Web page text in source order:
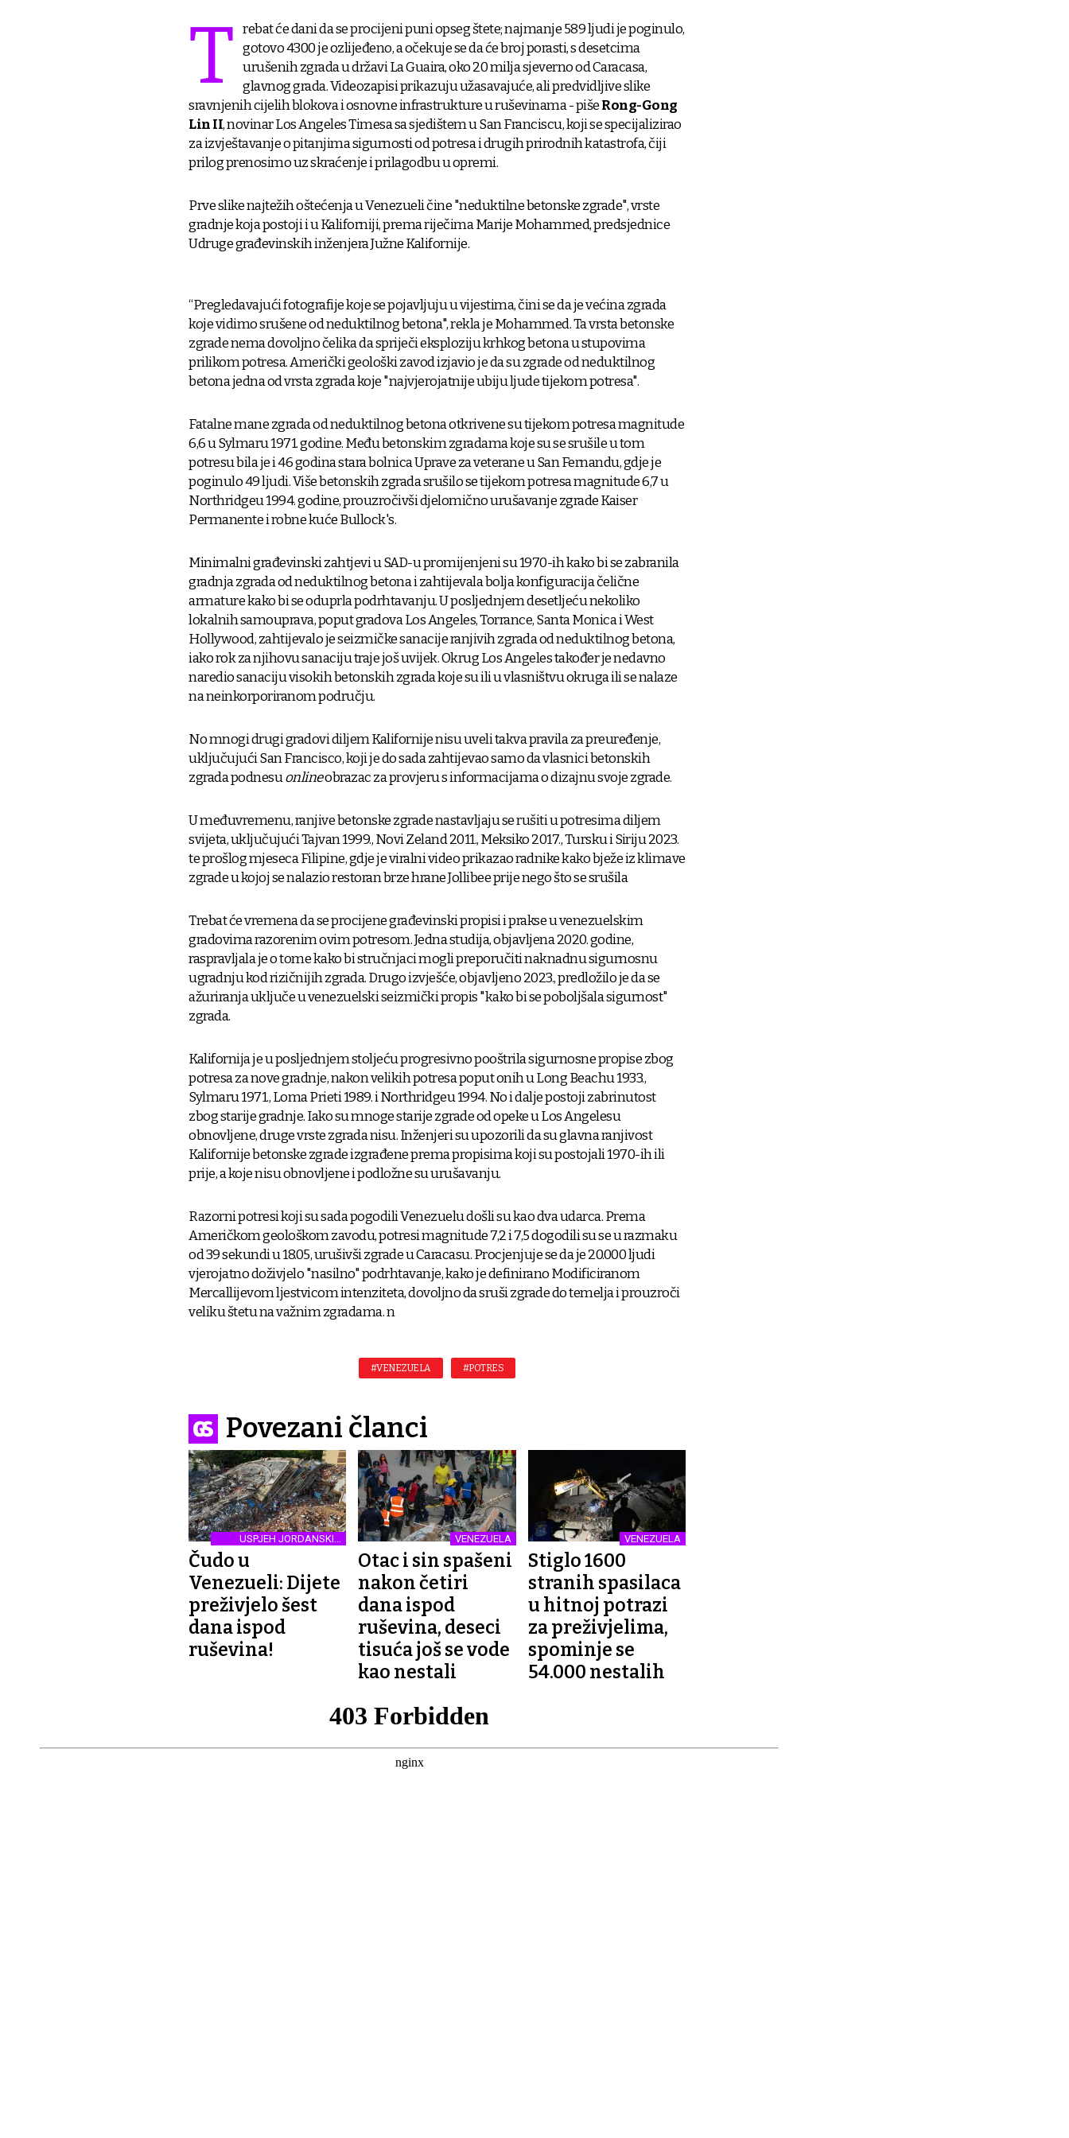
T rebat će dani da se procijeni puni opseg štete; najmanje 589 ljudi je poginulo,
gotovo 4300 je ozlijeđeno, a očekuje se da će broj porasti, s desetcima
urušenih zgrada u državi La Guaira, oko 20 milja sjeverno od Caracasa,
glavnog grada. Videozapisi prikazuju užasavajuće, ali predvidljive slike
sravnjenih cijelih blokova i osnovne infrastrukture u ruševinama - pišeRong-Gong
Lin II, novinar Los Angeles Timesa sa sjedištem u San Franciscu, koji se specijalizirao
za izvještavanje o pitanjima sigurnosti od potresa i drugih prirodnih katastrofa, čiji
prilog prenosimo uz skraćenje i prilagodbu u opremi.
Prve slike najtežih oštećenja u Venezueli čine "neduktilne betonske zgrade", vrste
gradnje koja postoji i u Kaliforniji, prema riječima Marije Mohammed, predsjednice
Udruge građevinskih inženjera Južne Kalifornije.
“Pregledavajući fotografije koje se pojavljuju u vijestima, čini se da je većina zgrada
koje vidimo srušene od neduktilnog betona", rekla je Mohammed. Ta vrsta betonske
zgrade nema dovoljno čelika da spriječi eksploziju krhkog betona u stupovima
prilikom potresa. Američki geološki zavod izjavio je da su zgrade od neduktilnog
betona jedna od vrsta zgrada koje "najvjerojatnije ubiju ljude tijekom potresa".
Fatalne mane zgrada od neduktilnog betona otkrivene su tijekom potresa magnitude
6,6 u Sylmaru 1971. godine. Među betonskim zgradama koje su se srušile u tom
potresu bila je i 46 godina stara bolnica Uprave za veterane u San Fernandu, gdje je
poginulo 49 ljudi. Više betonskih zgrada srušilo se tijekom potresa magnitude 6,7 u
Northridgeu 1994. godine, prouzročivši djelomično urušavanje zgrade Kaiser
Permanente i robne kuće Bullock's.
Minimalni građevinski zahtjevi u SAD-u promijenjeni su 1970-ih kako bi se zabranila
gradnja zgrada od neduktilnog betona i zahtijevala bolja konfiguracija čelične
armature kako bi se oduprla podrhtavanju. U posljednjem desetljeću nekoliko
lokalnih samouprava, poput gradova Los Angeles, Torrance, Santa Monica i West
Hollywood, zahtijevalo je seizmičke sanacije ranjivih zgrada od neduktilnog betona,
iako rok za njihovu sanaciju traje još uvijek. Okrug Los Angeles također je nedavno
naredio sanaciju visokih betonskih zgrada koje su ili u vlasništvu okruga ili se nalaze
na neinkorporiranom području.
No mnogi drugi gradovi diljem Kalifornije nisu uveli takva pravila za preuređenje,
uključujući San Francisco, koji je do sada zahtijevao samo da vlasnici betonskih
zgrada podnesuonlineobrazac za provjeru s informacijama o dizajnu svoje zgrade.
U međuvremenu, ranjive betonske zgrade nastavljaju se rušiti u potresima diljem
svijeta, uključujući Tajvan 1999., Novi Zeland 2011., Meksiko 2017., Tursku i Siriju 2023.
te prošlog mjeseca Filipine, gdje je viralni video prikazao radnike kako bježe iz klimave
zgrade u kojoj se nalazio restoran brze hrane Jollibee prije nego što se srušila
Trebat će vremena da se procijene građevinski propisi i prakse u venezuelskim
gradovima razorenim ovim potresom. Jedna studija, objavljena 2020. godine,
raspravljala je o tome kako bi stručnjaci mogli preporučiti naknadnu sigurnosnu
ugradnju kod rizičnijih zgrada. Drugo izvješće, objavljeno 2023., predložilo je da se
ažuriranja uključe u venezuelski seizmički propis "kako bi se poboljšala sigurnost"
zgrada.
Kalifornija je u posljednjem stoljeću progresivno pooštrila sigurnosne propise zbog
potresa za nove gradnje, nakon velikih potresa poput onih u Long Beachu 1933.,
Sylmaru 1971., Loma Prieti 1989. i Northridgeu 1994. No i dalje postoji zabrinutost
zbog starije gradnje. Iako su mnoge starije zgrade od opeke u Los Angelesu
obnovljene, druge vrste zgrada nisu. Inženjeri su upozorili da su glavna ranjivost
Kalifornije betonske zgrade izgrađene prema propisima koji su postojali 1970-ih ili
prije, a koje nisu obnovljene i podložne su urušavanju.
Razorni potresi koji su sada pogodili Venezuelu došli su kao dva udarca. Prema
Američkom geološkom zavodu, potresi magnitude 7,2 i 7,5 dogodili su se u razmaku
od 39 sekundi u 18.05, urušivši zgrade u Caracasu. Procjenjuje se da je 20.000 ljudi
vjerojatno doživjelo "nasilno" podrhtavanje, kako je definirano Modificiranom
Mercallijevom ljestvicom intenziteta, dovoljno da sruši zgrade do temelja i prouzroči
veliku štetu na važnim zgradama. n
#VENEZUELA #POTRES
Povezani članci
USPJEH JORDANSKIH
SPASIOCA
Čudo u
Venezueli: Dijete
preživjelo šest
dana ispod
ruševina!
VENEZUELA
Otac i sin spašeni
nakon četiri
dana ispod
ruševina, deseci
tisuća još se vode
kao nestali
VENEZUELA
Stiglo 1600
stranih spasilaca
u hitnoj potrazi
za preživjelima,
spominje se
54.000 nestalih